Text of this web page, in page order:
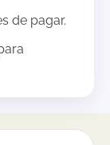
de pagar.